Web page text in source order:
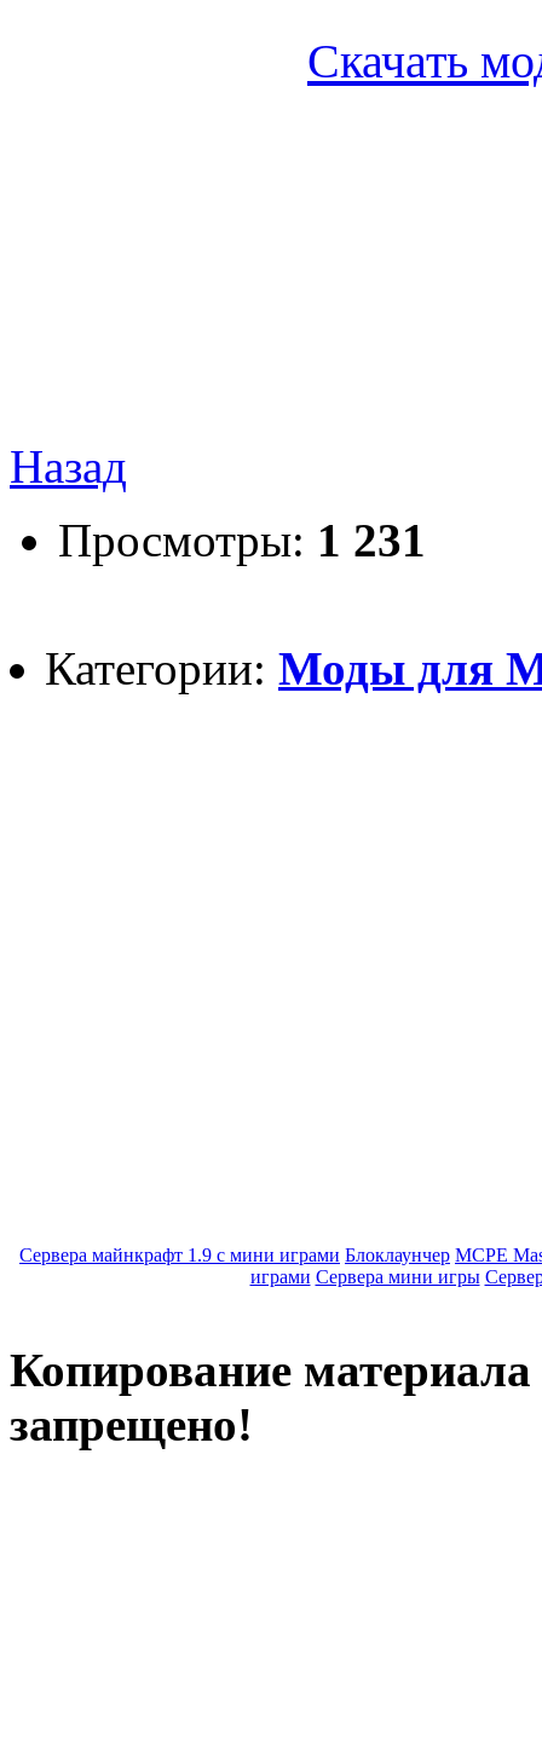
Скачать
Назад
Просмотры: 1 231
Категории: Моды для
Сервера майнкрафт 1.9 с мини играми Блоклаунчер MCPE
играми Сервера мини игры
Копирование материала
запрещено!